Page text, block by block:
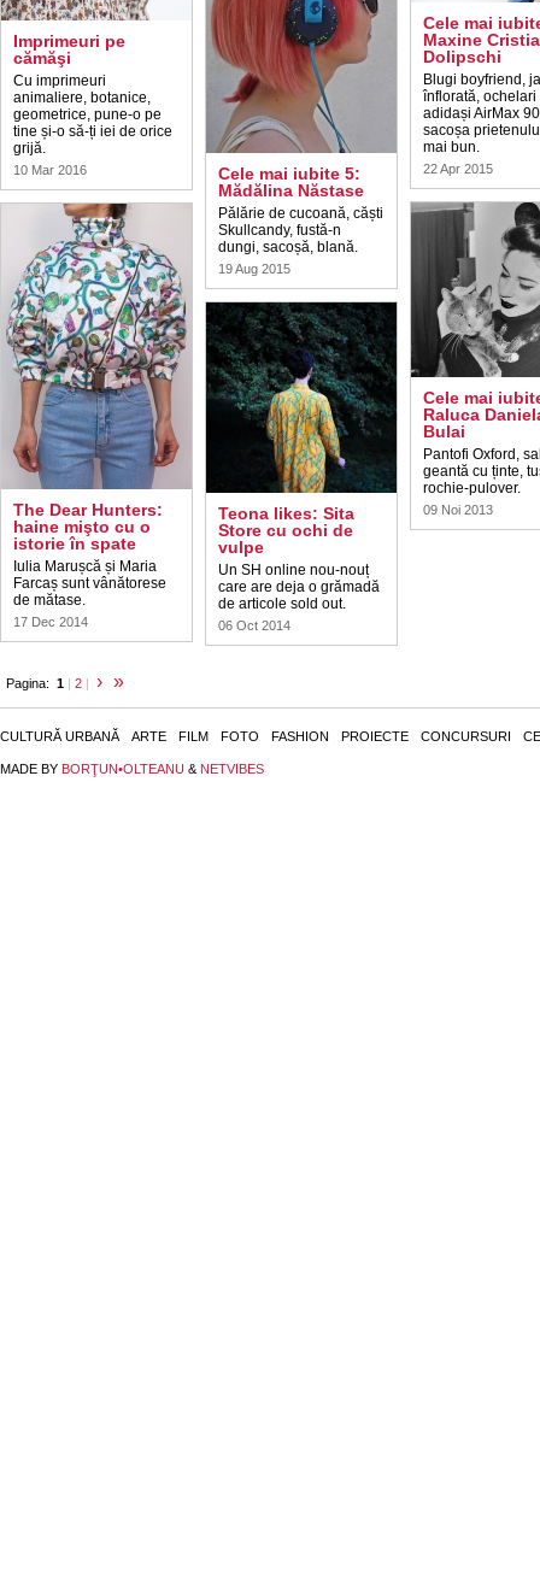
Imprimeuri pe
cămăşi
Cu imprimeuri
animaliere, botanice,
geometrice, pune-o pe
tine și-o să-ți iei de orice
grijă.
10 Mar 2016
The Dear Hunters:
haine mişto cu o
istorie în spate
Iulia Marușcă și Maria
Farcaș sunt vânătorese
de mătase.
17 Dec 2014
Cele mai iubite 5:
Mădălina Năstase
Pălărie de cucoană, căști
Skullcandy, fustă-n
dungi, sacoșă, blană.
19 Aug 2015
Teona likes: Sita
Store cu ochi de
vulpe
Un SH online nou-nouț
care are deja o grămadă
de articole sold out.
06 Oct 2014
Cele mai
Maxine
Dolipschi
Blugi boyfriend,
înflorată, ochelari
adidași AirMax
sacoșa
mai bun.
22 Apr 2015
Cele mai
Raluca
Bulai
Pantofi Oxford,
geantă cu ținte,
rochie-pulover.
09 Noi 2013
Pagina: 1 | 2 | › »
CULTURĂ URBANĂ ARTE FILM FOTO FASHION PROIECTE CONCURSURI
MADE BY BORŢUN•OLTEANU & NETVIBES